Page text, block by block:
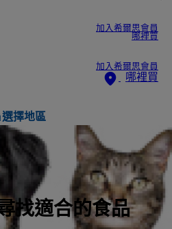
加入希爾思會員
哪裡買
加入希爾思會員
哪裡買
選擇地區
找適合的食品